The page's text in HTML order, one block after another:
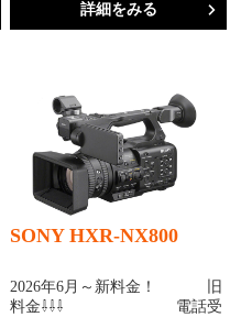
詳細をみる
SONY HXR-NX800
2026年6月～新料金！ 旧
料金⇩⇩⇩ 電話受